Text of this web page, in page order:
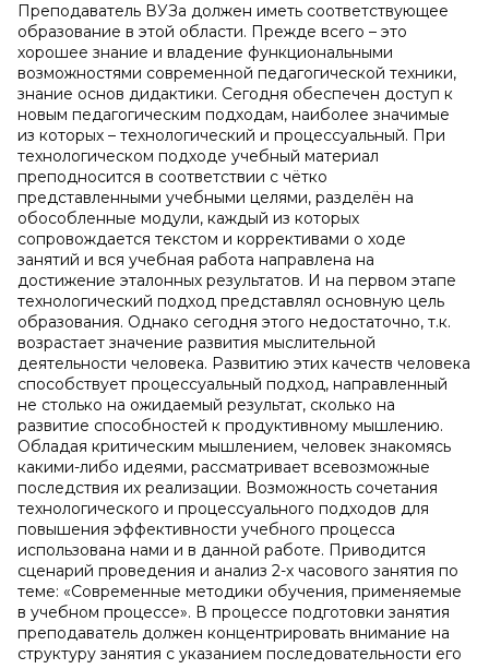
Преподаватель ВУЗа должен иметь соответствующее
образование в этой области. Прежде всего – это
хорошее знание и владение функциональными
возможностями современной педагогической техники,
знание основ дидактики. Сегодня обеспечен доступ к
новым педагогическим подходам, наиболее значимые
из которых – технологический и процессуальный. При
технологическом подходе учебный материал
преподносится в соответствии с чётко
представленными учебными целями, разделён на
обособленные модули, каждый из которых
сопровождается текстом и коррективами о ходе
занятий и вся учебная работа направлена на
достижение эталонных результатов. И на первом этапе
технологический подход представлял основную цель
образования. Однако сегодня этого недостаточно, т.к.
возрастает значение развития мыслительной
деятельности человека. Развитию этих качеств человека
способствует процессуальный подход, направленный
не столько на ожидаемый результат, сколько на
развитие способностей к продуктивному мышлению.
Обладая критическим мышлением, человек знакомясь
какими-либо идеями, рассматривает всевозможные
последствия их реализации. Возможность сочетания
технологического и процессуального подходов для
повышения эффективности учебного процесса
использована нами и в данной работе. Приводится
сценарий проведения и анализ 2-х часового занятия по
теме: «Современные методики обучения, применяемые
в учебном процессе». В процессе подготовки занятия
преподаватель должен концентрировать внимание на
структуру занятия с указанием последовательности его